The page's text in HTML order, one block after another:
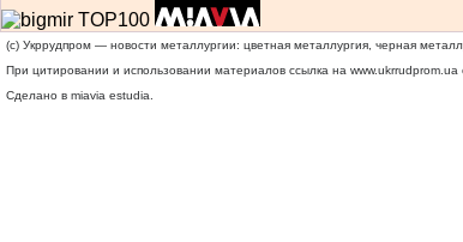
(c) Укррудпром — новости металлургии: цветная металлургия, черная
При цитировании и использовании материалов ссылка на www.ukrrudprom.ua
Сделано в miavia estudia.